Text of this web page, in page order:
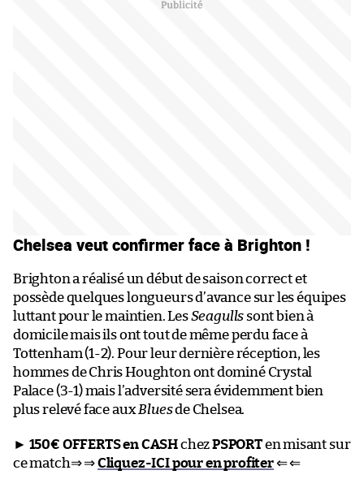
Chelsea veut confirmer face à Brighton !
Brighton a réalisé un début de saison correct et
possède quelques longueurs d’avance sur les équipes
luttant pour le maintien. LesSeagulls sont bien à
domicile mais ils ont tout de même perdu face à
Tottenham (1-2). Pour leur dernière réception, les
hommes de Chris Houghton ont dominé Crystal
Palace (3-1) mais l’adversité sera évidemment bien
plus relevé face aux Bluesde Chelsea.
► 150€ OFFERTS en CASHchezPSPORTen misant sur
ce match⇒ ⇒Cliquez-ICI pour en profiter⇐ ⇐